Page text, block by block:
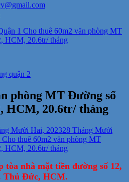
1 Cho thuê 60m2 văn phòng MT
HCM, 20.6tr/ tháng
quận 2
phòng MT Đường số
HCM, 20.6tr/ tháng
Mười Hai, 202328 Tháng Mười
Cho thuê 60m2 văn phòng MT
HCM, 20.6tr/ tháng
tòa nhà mặt tiền đường số 12,
Thủ Đức, HCM.